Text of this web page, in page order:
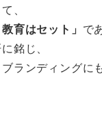
、
教育はセット」 で
銘じ、
ランディングに